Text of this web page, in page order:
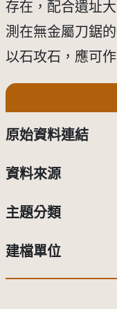
存在，配合遺址
測在無金屬刀鋸
以石攻石，應可
原始資料連結
資料來源
主題分類
建檔單位